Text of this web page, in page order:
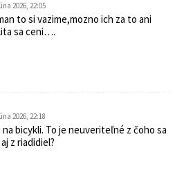
2026, 22:05
to si vazime,mozno ich za to ani
sa ceni….
2026, 22:18
na bicykli. To je neuveriteľné z čoho sa
z riadidiel?